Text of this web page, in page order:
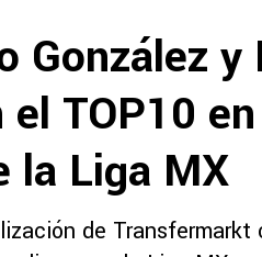
González
TOP10
la Liga MX
de